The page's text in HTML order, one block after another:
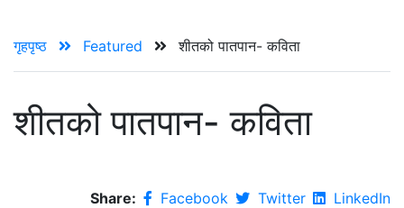
गृहपृष्ठ Featured शीतको पातपान- कविता
शीतको पातपान- कविता
Share: Facebook Twitter LinkedIn